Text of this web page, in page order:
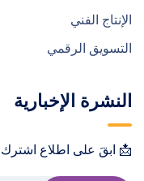
الإنتاج الفني
التسويق الرقمي
النشرة الإخبارية
📩 ابقَ على اطلاع اشترك